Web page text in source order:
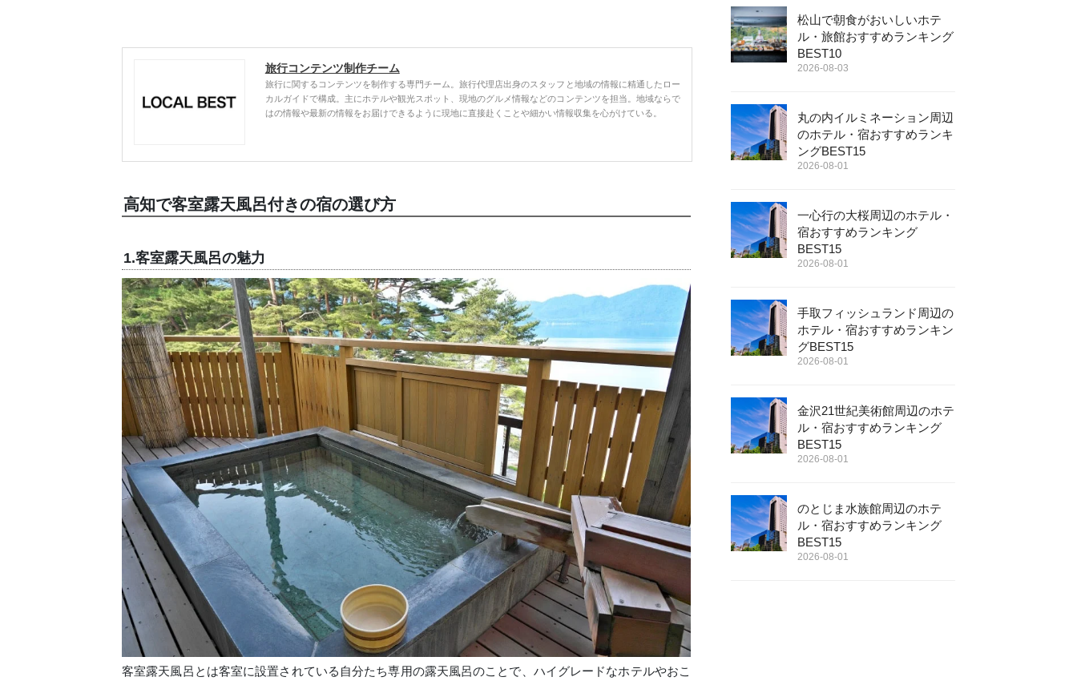
旅行コンテンツ制作チーム
旅行に関するコンテンツを制作する専門チーム。旅行代理店出身のスタッフと地域の情報に精通したロー
カルガイドで構成。主にホテルや観光スポット、現地のグルメ情報などのコンテンツを担当。地域ならで
はの情報や最新の情報をお届けできるように現地に直接赴くことや細かい情報収集を心がけている。
高知で客室露天風呂付きの宿の選び方
1.客室露天風呂の魅力
客室露天風呂とは客室に設置されている自分たち専用の露天風呂のことで、ハイグレードなホテルやおこ
松山で朝食がおいしいホテ
ル・旅館おすすめランキング
BEST10
2026-08-03
丸の内イルミネーション周辺
のホテル・宿おすすめランキ
ングBEST15
2026-08-01
一心行の大桜周辺のホテル・
宿おすすめランキング
BEST15
2026-08-01
手取フィッシュランド周辺の
ホテル・宿おすすめランキン
グBEST15
2026-08-01
金沢21世紀美術館周辺のホテ
ル・宿おすすめランキング
BEST15
2026-08-01
のとじま水族館周辺のホテ
ル・宿おすすめランキング
BEST15
2026-08-01